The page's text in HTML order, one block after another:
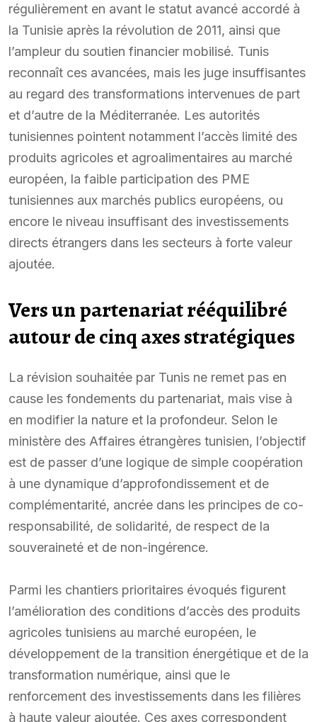
régulièrement en avant le statut avancé accordé à
la Tunisie après la révolution de 2011, ainsi que
l’ampleur du soutien financier mobilisé. Tunis
reconnaît ces avancées, mais les juge insuffisantes
au regard des transformations intervenues de part
et d’autre de la Méditerranée. Les autorités
tunisiennes pointent notamment l’accès limité des
produits agricoles et agroalimentaires au marché
européen, la faible participation des PME
tunisiennes aux marchés publics européens, ou
encore le niveau insuffisant des investissements
directs étrangers dans les secteurs à forte valeur
ajoutée.
Vers un partenariat rééquilibré
autour de cinq axes stratégiques
La révision souhaitée par Tunis ne remet pas en
cause les fondements du partenariat, mais vise à
en modifier la nature et la profondeur. Selon le
ministère des Affaires étrangères tunisien, l’objectif
est de passer d’une logique de simple coopération
à une dynamique d’approfondissement et de
complémentarité, ancrée dans les principes de co-
responsabilité, de solidarité, de respect de la
souveraineté et de non-ingérence.
Parmi les chantiers prioritaires évoqués figurent
l’amélioration des conditions d’accès des produits
agricoles tunisiens au marché européen, le
développement de la transition énergétique et de la
transformation numérique, ainsi que le
renforcement des investissements dans les filières
à haute valeur ajoutée. Ces axes correspondent